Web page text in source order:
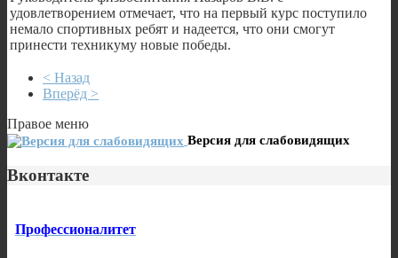
удовлетворением отмечает, что на первый курс поступило
немало спортивных ребят и надеется, что они смогут
принести техникуму новые победы.
< Назад
Вперёд >
Правое меню
Версия для слабовидящих
Вконтакте
Профессионалитет